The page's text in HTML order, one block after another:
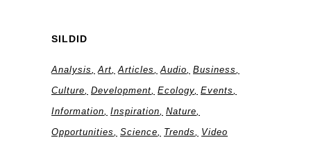
SILDID
Analysis Art Articles Audio
Business
Culture
Development Ecology Events
Information
Inspiration
Nature
Opportunities
Science Trends Video